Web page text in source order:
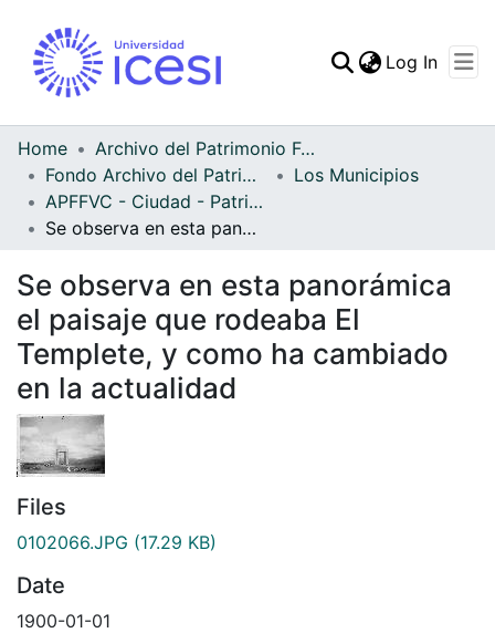
Statistics
Log In
Home
Archivo del Patrimonio Fotográfico y Fílmico del Valle del Cauca
Fondo Archivo del Patrimonio Fotográfico y Fílmico del Valle del Cauca
Los Municipios
APFFVC - Ciudad - Patrimonial
Se observa en esta panorámica el paisaje que rodeaba El Templete, y como ha cambiado en la actualidad
Se observa en esta panorámica
el paisaje que rodeaba El
Templete, y como ha cambiado
en la actualidad
Files
0102066.JPG (17.29 KB)
Date
1900-01-01